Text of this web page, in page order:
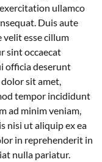
ullamco
Duis aute
esse cillum
sint occaecat
officia deserunt
sit amet,
tempor incididunt
ad minim veniam,
nisi ut aliquip ex ea
in reprehenderit in
nulla pariatur.